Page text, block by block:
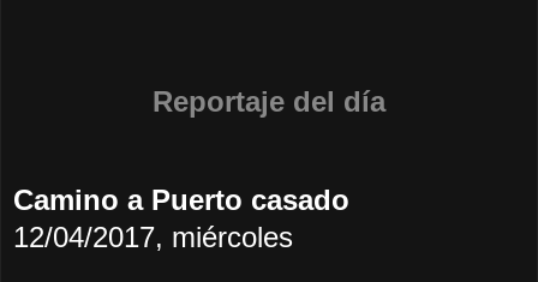
Reportaje del día
Camino a Puerto casado
12/04/2017, miércoles